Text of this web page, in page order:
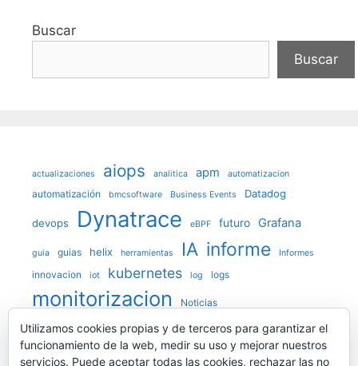
Buscar
Buscar
actualizaciones aiops analitica apm automatizacion
automatización bmcsoftware Business Events Datadog
devops Dynatrace eBPF futuro Grafana
guia guias helix herramientas IA informe Informes
innovacion iot kubernetes log logs
monitorizacion Noticias
observabilidad OpenTelemetry
Opinion prediccion Prometheus Psicologia redes
Utilizamos cookies propias y de terceros para garantizar el
funcionamiento de la web, medir su uso y mejorar nuestros
servicios. Puede aceptar todas las cookies, rechazar las no